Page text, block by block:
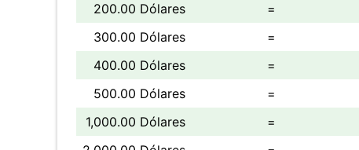
200.00 Dólares
=
300.00 Dólares
=
400.00 Dólares
=
500.00 Dólares
=
1,000.00 Dólares
=